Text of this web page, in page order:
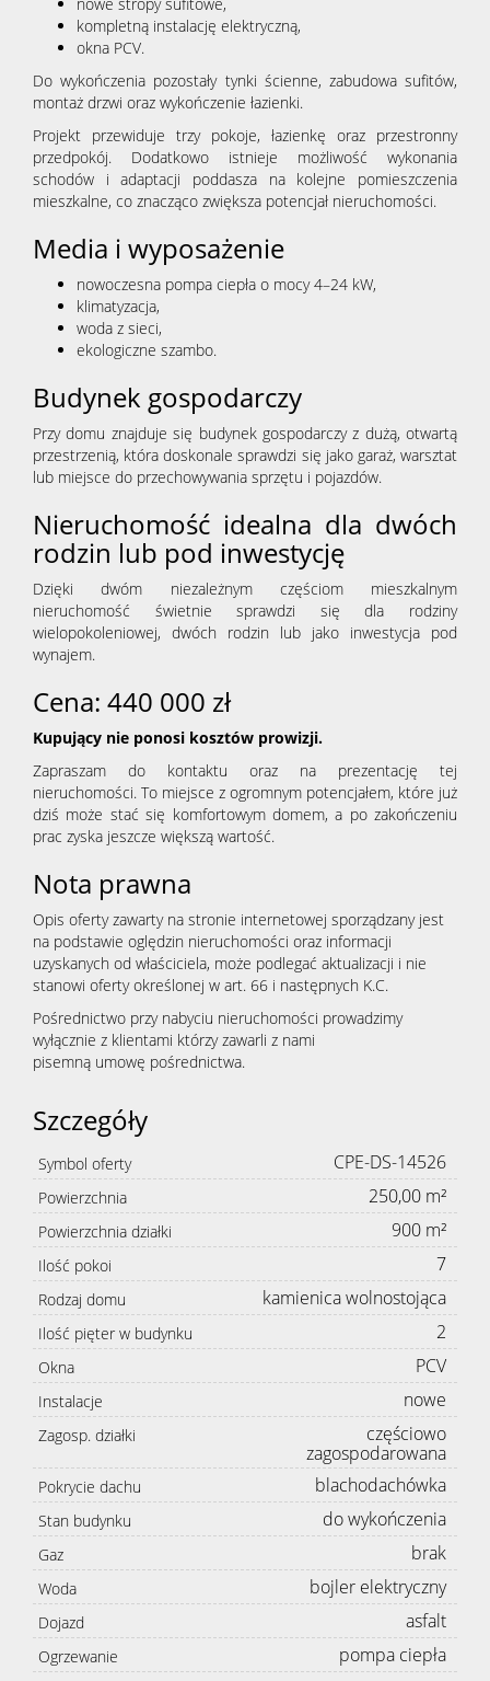
Domy
Obiekty
nowe stropy sufitowe,
kompletną instalację elektryczną,
okna PCV.
Do wykończenia pozostały tynki ścienne, zabudowa sufitów,
montaż drzwi oraz wykończenie łazienki.
Projekt przewiduje trzy pokoje, łazienkę oraz przestronny
przedpokój. Dodatkowo istnieje możliwość wykonania
schodów i adaptacji poddasza na kolejne pomieszczenia
mieszkalne, co znacząco zwiększa potencjał nieruchomości.
Media i wyposażenie
nowoczesna pompa ciepła o mocy 4–24 kW,
klimatyzacja,
woda z sieci,
ekologiczne szambo.
Budynek gospodarczy
Przy domu znajduje się budynek gospodarczy z dużą, otwartą
przestrzenią, która doskonale sprawdzi się jako garaż, warsztat
lub miejsce do przechowywania sprzętu i pojazdów.
Nieruchomość idealna dla dwóch
rodzin lub pod inwestycję
Dzięki dwóm niezależnym częściom mieszkalnym
nieruchomość świetnie sprawdzi się dla rodziny
wielopokoleniowej, dwóch rodzin lub jako inwestycja pod
wynajem.
Cena: 440 000 zł
Kupujący nie ponosi kosztów prowizji.
Zapraszam do kontaktu oraz na prezentację tej
nieruchomości. To miejsce z ogromnym potencjałem, które już
dziś może stać się komfortowym domem, a po zakończeniu
prac zyska jeszcze większą wartość.
Nota prawna
Opis oferty zawarty na stronie internetowej sporządzany jest
na podstawie oględzin nieruchomości oraz informacji
uzyskanych od właściciela, może podlegać aktualizacji i nie
stanowi oferty określonej w art. 66 i następnych K.C.
Pośrednictwo przy nabyciu nieruchomości prowadzimy
wyłącznie z klientami którzy zawarli z nami
pisemną umowę pośrednictwa.
Szczegóły
Symbol oferty CPE-DS-14526
Powierzchnia 250,00 m²
Powierzchnia działki 900 m²
Ilość pokoi 7
Rodzaj domu kamienica wolnostojąca
Ilość pięter w budynku 2
Okna PCV
Instalacje nowe
Zagosp. działki
częściowo
zagospodarowana
Pokrycie dachu blachodachówka
Stan budynku do wykończenia
Gaz brak
Woda bojler elektryczny
Dojazd asfalt
Ogrzewanie pompa ciepła